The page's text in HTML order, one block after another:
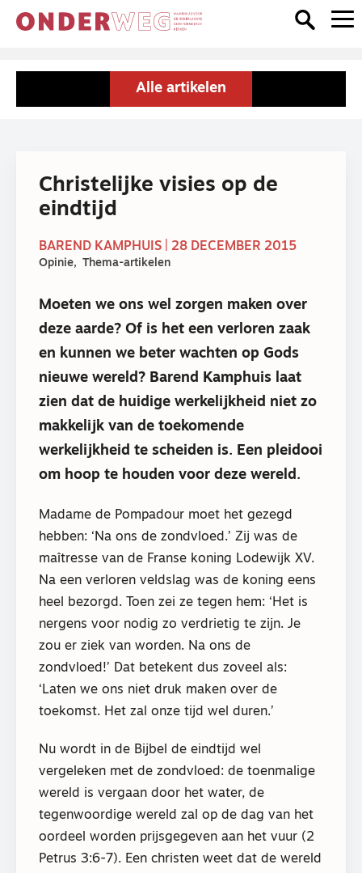
Alle artikelen
Christelijke visies op de
eindtijd
BAREND KAMPHUIS | 28 DECEMBER 2015
Opinie Thema-artikelen
Moeten we ons wel zorgen maken over
deze aarde? Of is het een verloren zaak
en kunnen we beter wachten op Gods
nieuwe wereld? Barend Kamphuis laat
zien dat de huidige werkelijkheid niet zo
makkelijk van de toekomende
werkelijkheid te scheiden is. Een pleidooi
om hoop te houden voor deze wereld.
Madame de Pompadour moet het gezegd
hebben: ‘Na ons de zondvloed.’ Zij was de
maîtresse van de Franse koning Lodewijk XV.
Na een verloren veldslag was de koning eens
heel bezorgd. Toen zei ze tegen hem: ‘Het is
nergens voor nodig zo verdrietig te zijn. Je
zou er ziek van worden. Na ons de
zondvloed!’ Dat betekent dus zoveel als:
‘Laten we ons niet druk maken over de
toekomst. Het zal onze tijd wel duren.’
Nu wordt in de Bijbel de eindtijd wel
vergeleken met de zondvloed: de toenmalige
wereld is vergaan door het water, de
tegenwoordige wereld zal op de dag van het
oordeel worden prijsgegeven aan het vuur (2
Petrus 3:6-7). Een christen weet dat de wereld